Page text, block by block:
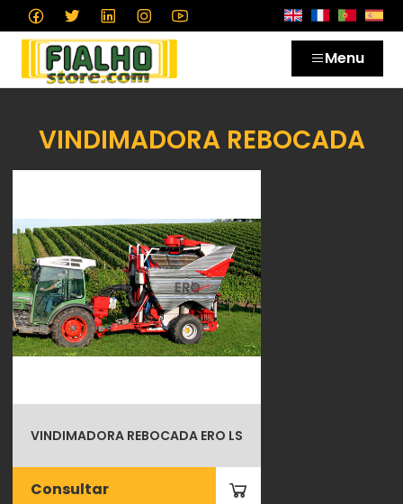
Menu
VINDIMADORA REBOCADA
VINDIMADORA REBOCADA ERO LS
Consultar